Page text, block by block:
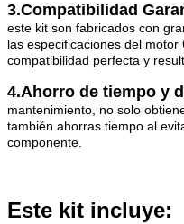
3.Compatibilidad
este kit son fabricados con
las especificaciones del
compatibilidad perfecta y
4.Ahorro de tiempo y
mantenimiento, no solo
también ahorras tiempo al
componente.
Este kit incluye: